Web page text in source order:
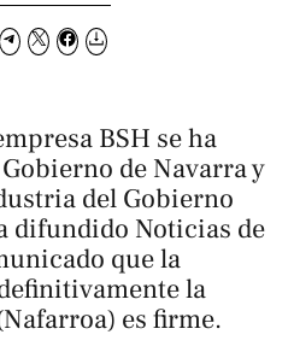
BSH se ha
de Navarra y
del Gobierno
difundido Noticias de
que la
la
es firme.